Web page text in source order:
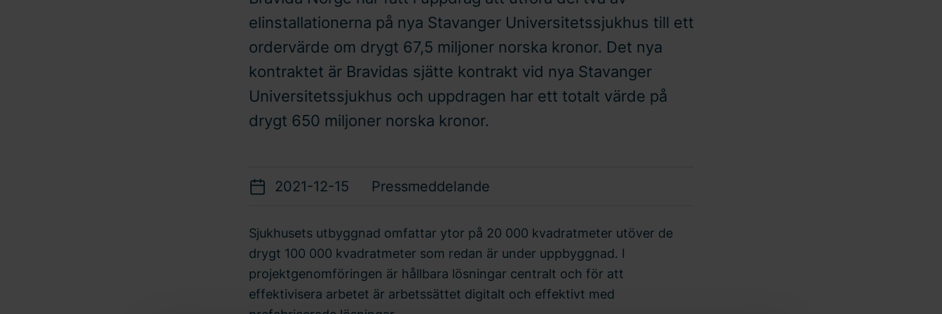
elinstallationerna på nya Stavanger Universitetssjukhus till ett
ordervärde om drygt 67,5 miljoner norska kronor. Det nya
kontraktet är Bravidas sjätte kontrakt vid nya Stavanger
Universitetssjukhus och uppdragen har ett totalt värde på
drygt 650 miljoner norska kronor.
2021-12-15 Pressmeddelande
Sjukhusets utbyggnad omfattar ytor på 20 000 kvadratmeter utöver de
drygt 100 000 kvadratmeter som redan är under uppbyggnad. I
projektgenomföringen är hållbara lösningar centralt och för att
effektivisera arbetet är arbetssättet digitalt och effektivt med